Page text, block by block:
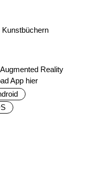
Reality
App hier